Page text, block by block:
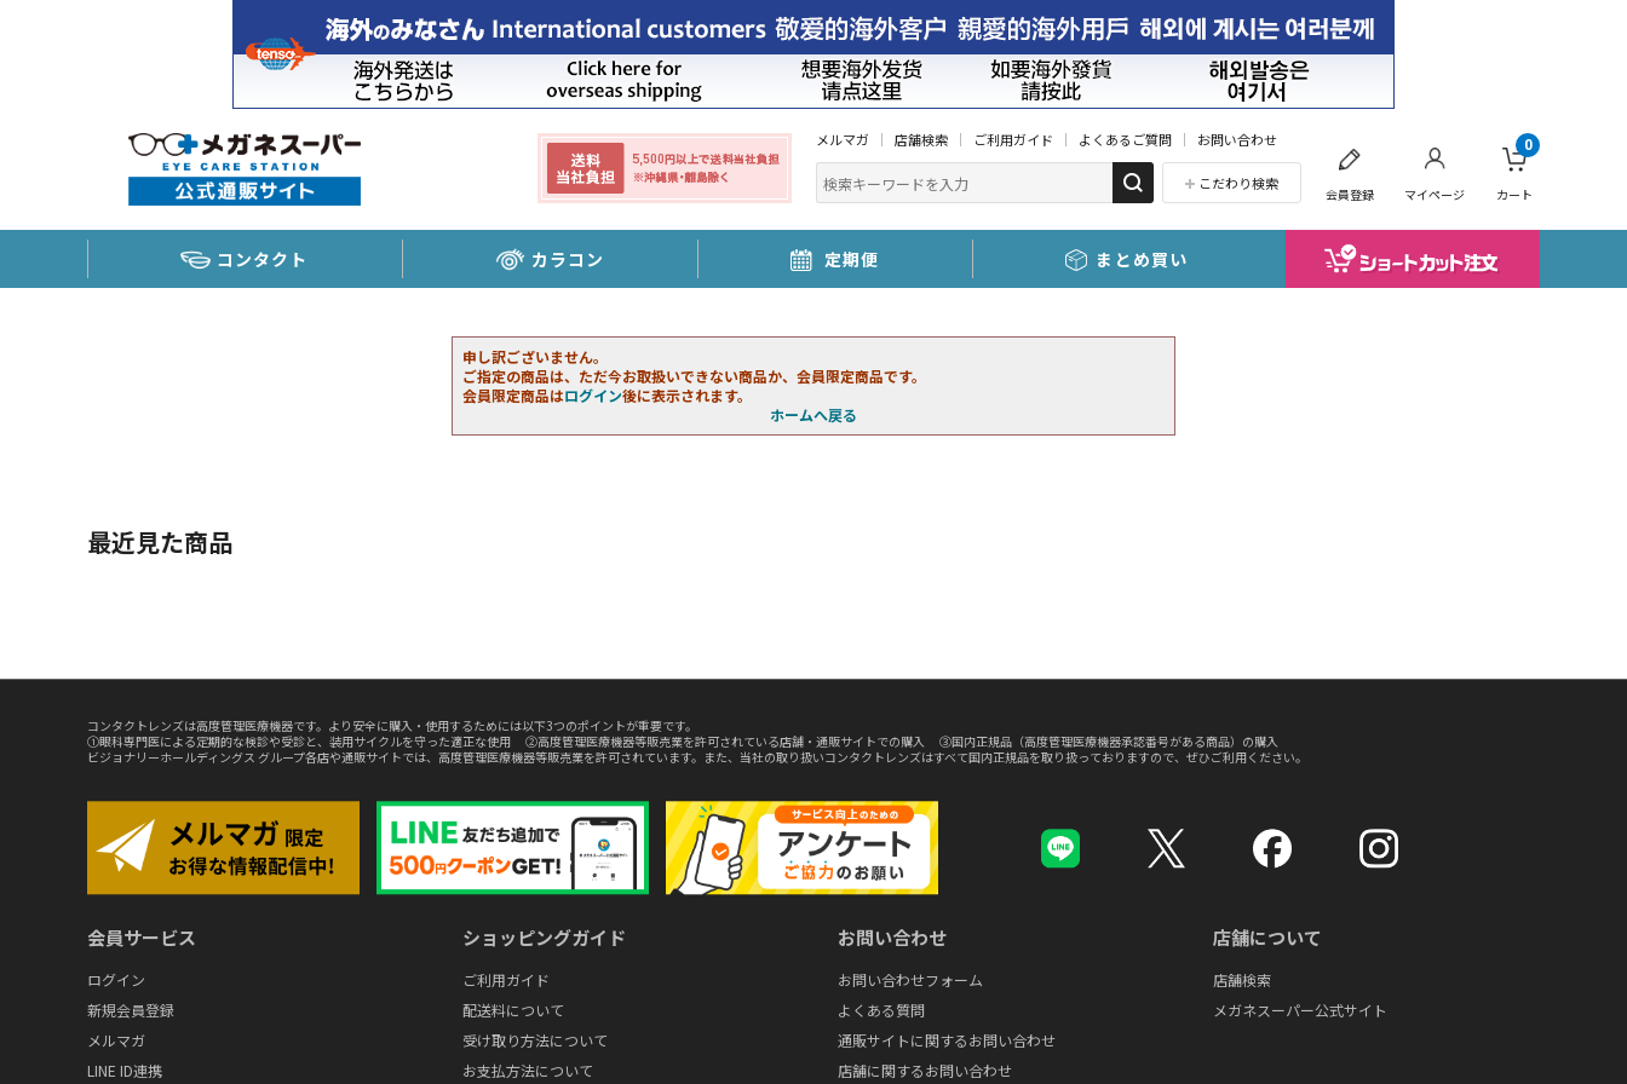
メルマガ 店舗検索 ご利用ガイド よくあるご質問 お問い合わせ
こだわり検索
会員登録 マイページ カート
0
コンタクト カラコン 定期便 まとめ買い
申し訳ございません。
ご指定の商品は、ただ今お取扱いできない商品か、会員限定商品です。
会員限定商品はログイン後に表示されます。
ホームへ戻る
最近見た商品
コンタクトレンズは高度管理医療機器です。より安全に購入・使用するためには以下3つのポイントが重要です。
①眼科専門医による定期的な検診や受診と、装用サイクルを守った適正な使用 ②高度管理医療機器等販売業を許可されている店舗・通販サイトでの購入 ③国内正規品（高度管理医療機器承認番号がある商品）の購入
ビジョナリーホールディングス グループ各店や通販サイトでは、高度管理医療機器等販売業を許可されています。また、当社の取り扱いコンタクトレンズはすべて国内正規品を取り扱っておりますので、ぜひご利用ください。
会員サービス
ログイン
新規会員登録
メルマガ
LINE ID連携
ショッピングガイド
ご利用ガイド
配送料について
受け取り方法について
お支払方法について
お問い合わせ
お問い合わせフォーム
よくある質問
通販サイトに関するお問い合わせ
店舗に関するお問い合わせ
店舗について
店舗検索
メガネスーパー公式サイト